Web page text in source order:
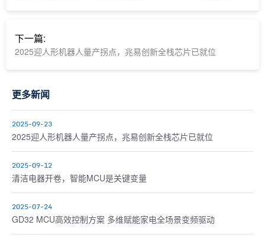
下一篇:
2025迎人形机器人量产拐点，兆易创新全栈芯片已就位
更多新闻
2025-09-23
2025迎人形机器人量产拐点，兆易创新全栈芯片已就位
2025-09-12
清洁电器开卷，智能MCU是关键变量
2025-07-24
GD32 MCU高效控制方案 多维赋能家电全场景变频驱动